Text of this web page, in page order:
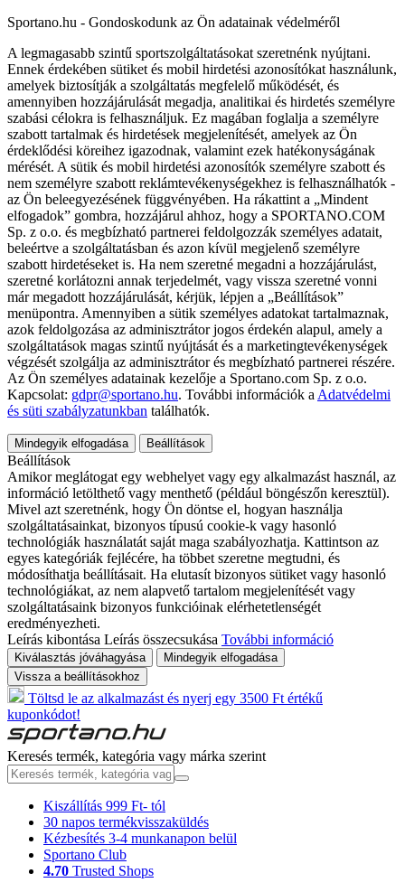
Sportano.hu - Gondoskodunk az Ön adatainak védelméről
A legmagasabb szintű sportszolgáltatásokat szeretnénk nyújtani.
Ennek érdekében sütiket és mobil hirdetési azonosítókat használunk,
amelyek biztosítják a szolgáltatás megfelelő működését, és
amennyiben hozzájárulását megadja, analitikai és hirdetés személyre
szabási célokra is felhasználjuk. Ez magában foglalja a személyre
szabott tartalmak és hirdetések megjelenítését, amelyek az Ön
érdeklődési köreihez igazodnak, valamint ezek hatékonyságának
mérését. A sütik és mobil hirdetési azonosítók személyre szabott és
nem személyre szabott reklámtevékenységekhez is felhasználhatók -
az Ön beleegyezésének függvényében. Ha rákattint a „Mindent
elfogadok” gombra, hozzájárul ahhoz, hogy a SPORTANO.COM
Sp. z o.o. és megbízható partnerei feldolgozzák személyes adatait,
beleértve a szolgáltatásban és azon kívül megjelenő személyre
szabott hirdetéseket is. Ha nem szeretné megadni a hozzájárulást,
szeretné korlátozni annak terjedelmét, vagy vissza szeretné vonni
már megadott hozzájárulását, kérjük, lépjen a „Beállítások”
menüpontra. Amennyiben a sütik személyes adatokat tartalmaznak,
azok feldolgozása az adminisztrátor jogos érdekén alapul, amely a
szolgáltatások magas szintű nyújtását és a marketingtevékenységek
végzését szolgálja az adminisztrátor és megbízható partnerei részére.
Az Ön személyes adatainak kezelője a Sportano.com Sp. z o.o.
Kapcsolat: gdpr@sportano.hu. További információk a Adatvédelmi
és süti szabályzatunkban találhatók.
Mindegyik elfogadása Beállítások
Beállítások
Amikor meglátogat egy webhelyet vagy egy alkalmazást használ, az
információ letölthető vagy menthető (például böngészőn keresztül).
Mivel azt szeretnénk, hogy Ön döntse el, hogyan használja
szolgáltatásainkat, bizonyos típusú cookie-k vagy hasonló
technológiák használatát saját maga szabályozhatja. Kattintson az
egyes kategóriák fejlécére, ha többet szeretne megtudni, és
módosíthatja beállításait. Ha elutasít bizonyos sütiket vagy hasonló
technológiákat, az nem alapvető tartalom megjelenítését vagy
szolgáltatásaink bizonyos funkcióinak elérhetetlenségét
eredményezheti.
Leírás kibontása Leírás összecsukása További információ
Kiválasztás jóváhagyása
Mindegyik elfogadása
Vissza a beállításokhoz
Töltsd le az alkalmazást és nyerj egy 3500 Ft értékű
kuponkódot!
Keresés termék, kategória vagy márka szerint
Kiszállítás 999 Ft- tól
30 napos termékvisszaküldés
Kézbesítés 3-4 munkanapon belül
Sportano Club
4.70 Trusted Shops